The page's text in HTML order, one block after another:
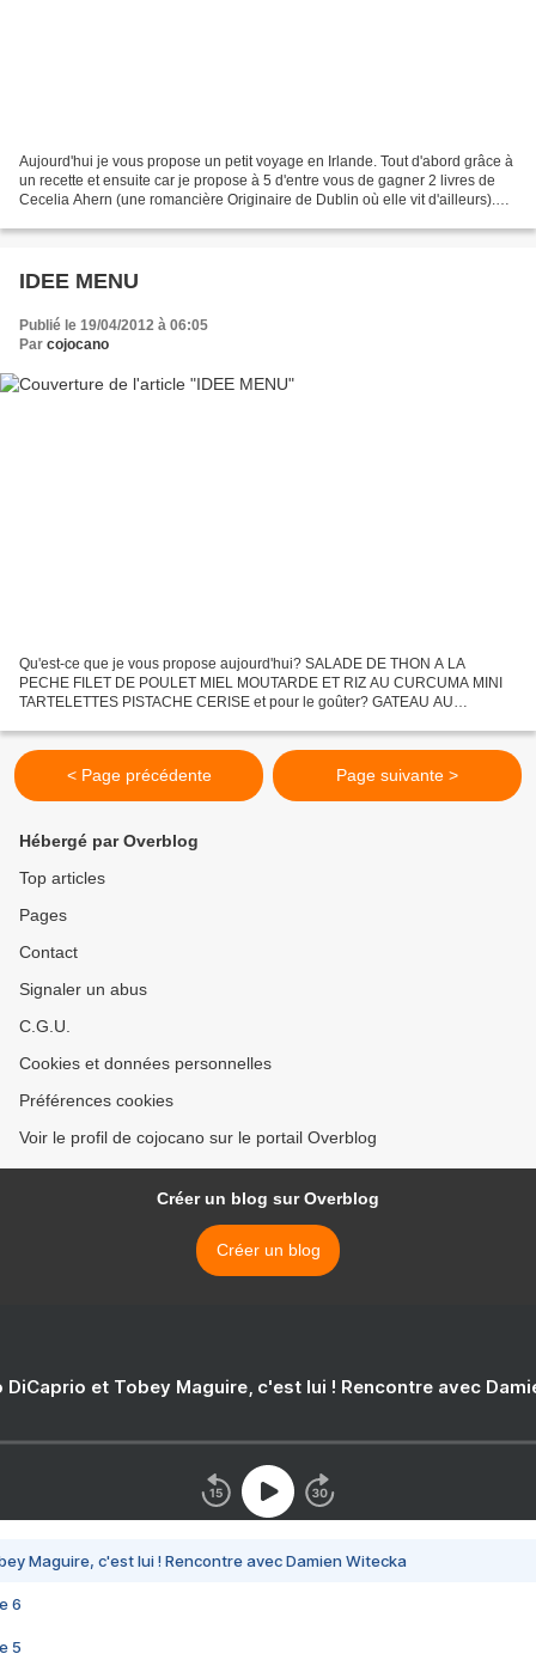
Aujourd'hui je vous propose un petit voyage en Irlande. Tout d'abord grâce à
un recette et ensuite car je propose à 5 d'entre vous de gagner 2 livres de
Cecelia Ahern (une romancière Originaire de Dublin où elle vit d'ailleurs).
IDEE MENU
Publié le 19/04/2012 à 06:05
Par cojocano
Qu'est-ce que je vous propose aujourd'hui? SALADE DE THON A LA
PECHE FILET DE POULET MIEL MOUTARDE ET RIZ AU CURCUMA MINI
TARTELETTES PISTACHE CERISE et pour le goûter? GATEAU AU
< Page précédente Page suivante >
Hébergé par Overblog
Top articles
Pages
Contact
Signaler un abus
C.G.U.
Cookies et données personnelles
Préférences cookies
Voir le profil de cojocano sur le portail Overblog
Créer un blog sur Overblog
Créer un blog
DiCaprio et Tobey Maguire, c'est lui ! Rencontre avec
Maguire, c'est lui ! Rencontre avec Damien Witecka
6
5